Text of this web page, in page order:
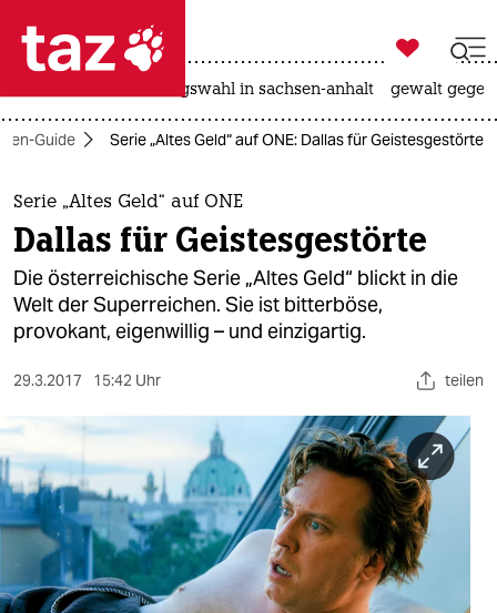
 taz zahl ich
taz zahl ich
themen
politik
öko
gesellschaft
sport
berlin
nord
wahrheit

taz zahl ich
landtagswahl in sachsen-anhalt gewalt
Guide Serie „Altes Geld“ auf ONE: Dallas für Geistesgestörte
Serie „Altes Geld“ auf ONE
Dallas für Geistesgestörte
Die österreichische Serie „Altes Geld“ blickt in die
Welt der Superreichen. Sie ist bitterböse,
provokant, eigenwillig – und einzigartig.
29.3.2017 15:42 Uhr teilen